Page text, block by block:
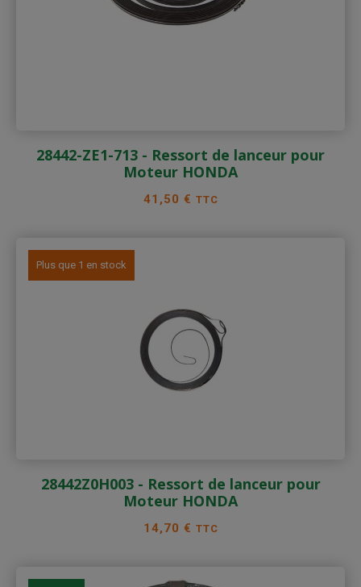
28442-ZE1-713 - Ressort de lanceur pour
Moteur HONDA
Prix
41,50 € TTC
Plus que 1 en stock
28442Z0H003 - Ressort de lanceur pour
Moteur HONDA
Prix
14,70 € TTC